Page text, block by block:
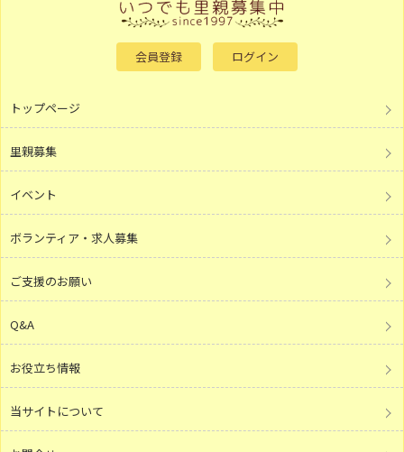
会員登録 ログイン
トップページ
里親募集
イベント
ボランティア・求人募集
ご支援のお願い
Q&A
お役立ち情報
当サイトについて